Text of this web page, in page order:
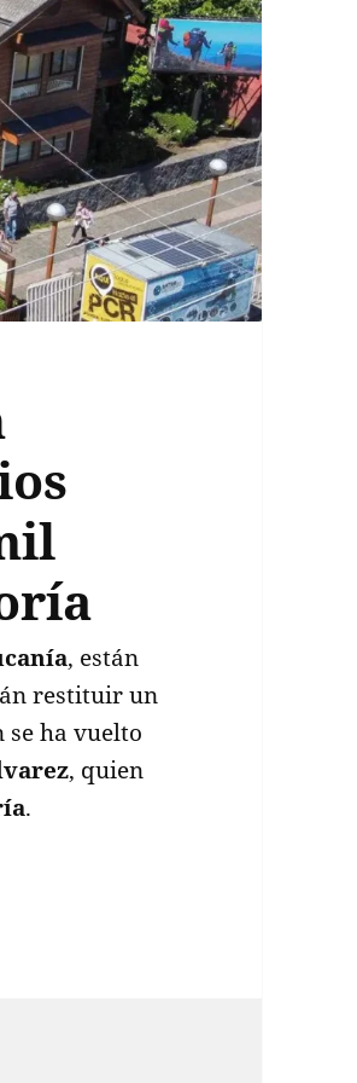
, están
restituir un
ha vuelto
, quien
.
funcionarios devolver bono